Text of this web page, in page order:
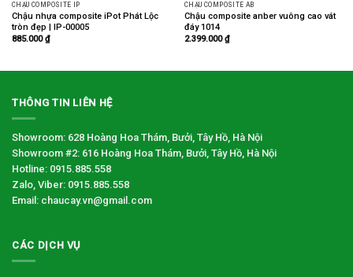
CHẬU COMPOSITE IP
Chậu nhựa composite iPot Phát Lộc
tròn đẹp | IP-00005
885.000₫
CHẬU COMPOSITE AB
Chậu composite anber vuông cao vát
đáy 1014
2.399.000₫
THÔNG TIN LIÊN HỆ
Showroom: 628 Hoàng Hoa Thám, Bưởi, Tây Hồ, Hà Nội
Showroom #2: 616 Hoàng Hoa Thám, Bưởi, Tây Hồ, Hà Nội
Hotline: 0915.885.558
Zalo, Viber: 0915.885.558
Email: chaucay.vn@gmail.com
CÁC DỊCH VỤ